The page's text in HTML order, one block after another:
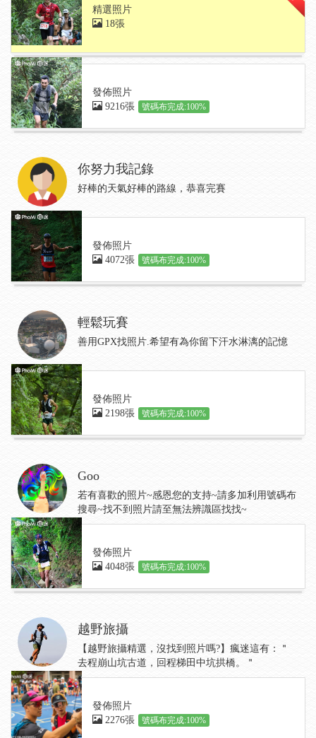
精選照片
18張
發佈照片
9216張
號碼布完成:100%
你努力我記錄
好棒的天氣好棒的路線，恭喜完賽
發佈照片
4072張
號碼布完成:100%
輕鬆玩賽
善用GPX找照片.希望有為你留下汗水淋漓的記憶
發佈照片
2198張
號碼布完成:100%
Goo
若有喜歡的照片~感恩您的支持~請多加利用號碼布
搜尋~找不到照片請至無法辨識區找找~
發佈照片
4048張
號碼布完成:100%
越野旅攝
【越野旅攝精選，沒找到照片嗎?】瘋迷這有：＂
去程崩山坑古道，回程梯田中坑拱橋。＂
發佈照片
2276張
號碼布完成:100%